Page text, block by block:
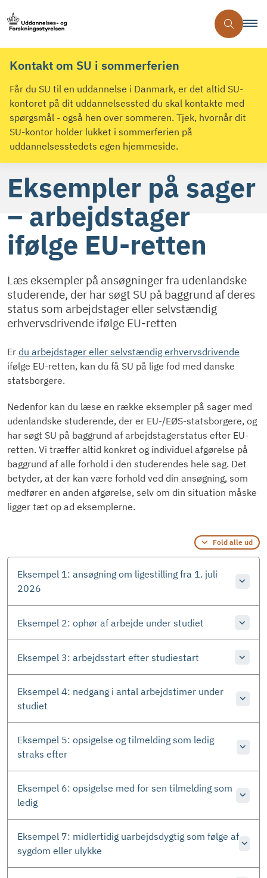
Kontakt om SU i sommerferien
Får du SU til en uddannelse i Danmark, er det altid SU-
kontoret på dit uddannelsessted du skal kontakte med
spørgsmål - også hen over sommeren. Tjek, hvornår dit
SU-kontor holder lukket i sommerferien på
uddannelsesstedets egen hjemmeside.
Eksempler på sager
– arbejdstager
ifølge EU-retten
Læs eksempler på ansøgninger fra udenlandske
studerende, der har søgt SU på baggrund af deres
status som arbejdstager eller selvstændig
erhvervsdrivende ifølge EU-retten
Er du arbejdstager eller selvstændig erhvervsdrivende
ifølge EU-retten, kan du få SU på lige fod med danske
statsborgere.
Nedenfor kan du læse en række eksempler på sager med
udenlandske studerende, der er EU-/EØS-statsborgere, og
har søgt SU på baggrund af arbejdstagerstatus efter EU-
retten. Vi træffer altid konkret og individuel afgørelse på
baggrund af alle forhold i den studerendes hele sag. Det
betyder, at der kan være forhold ved din ansøgning, som
medfører en anden afgørelse, selv om din situation måske
ligger tæt op ad eksemplerne.
Fold alle ud
Eksempel 1: ansøgning om ligestilling fra 1. juli
2026
Eksempel 2: ophør af arbejde under studiet
Eksempel 3: arbejdsstart efter studiestart
Eksempel 4: nedgang i antal arbejdstimer under
studiet
Eksempel 5: opsigelse og tilmelding som ledig
straks efter
Eksempel 6: opsigelse med for sen tilmelding som
ledig
Eksempel 7: midlertidig uarbejdsdygtig som følge af
sygdom eller ulykke